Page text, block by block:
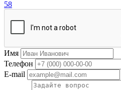
58
Имя
Телефон
E-mail